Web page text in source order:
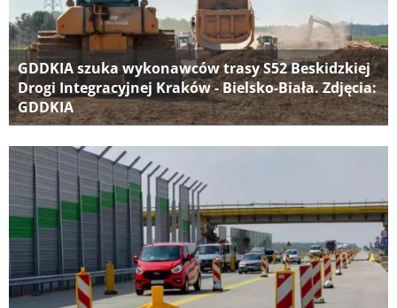
GDDKIA szuka wykonawców trasy S52 Beskidzkiej
Drogi Integracyjnej Kraków - Bielsko-Biała. Zdjęcia:
GDDKIA